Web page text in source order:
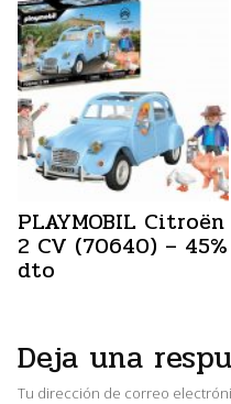
PLAYMOBIL Citroën
2 CV (70640) – 45%
dto
Deja una
Tu dirección de correo